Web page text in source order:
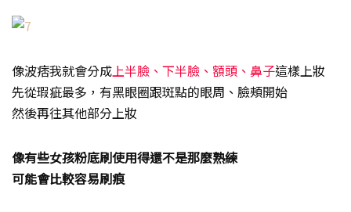
像波痞我就會分成 上半臉、下半臉、額頭、鼻子這樣上妝
先從瑕疵最多，有黑眼圈跟斑點的眼周、臉頰開始
然後再往其他部分上妝
像有些女孩粉底刷使用得還不是那麼熟練
可能會比較容易刷痕